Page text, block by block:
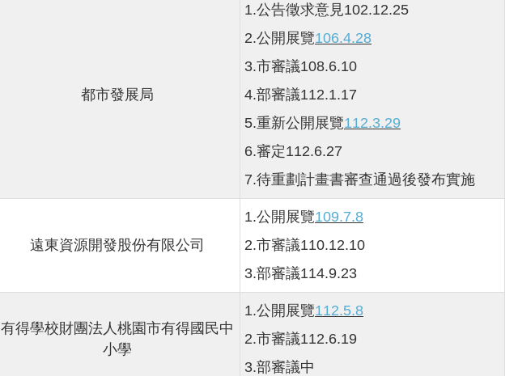
都市發展局
1.公告徵求意見102.12.25
2.公開展覽106.4.28
3.市審議108.6.10
4.部審議112.1.17
5.重新公開展覽112.3.29
6.審定112.6.27
7.待重劃計畫書審查通過後發布實施
遠東資源開發股份有限公司
1.公開展覽109.7.8
2.市審議110.12.10
3.部審議114.9.23
有得學校財團法人桃園市有得國民中
小學
1.公開展覽112.5.8
2.市審議112.6.19
3.部審議中